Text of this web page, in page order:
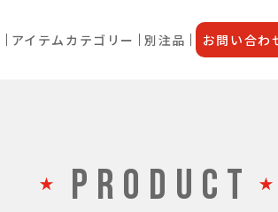
アイテムカテゴリー 別注品 お問い合わ
PRODUCT